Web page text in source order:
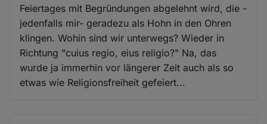
Feiertages mit Begründungen abgelehnt wird, die -
jedenfalls mir- geradezu als Hohn in den Ohren
klingen. Wohin sind wir unterwegs? Wieder in
Richtung "cuius regio, eius religio?" Na, das
wurde ja immerhin vor längerer Zeit auch als so
etwas wie Religionsfreiheit gefeiert...